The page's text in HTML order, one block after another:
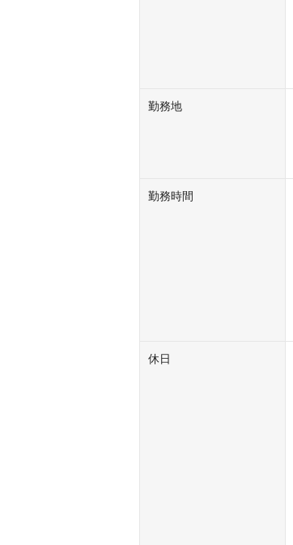
勤務地
勤務時間
休日